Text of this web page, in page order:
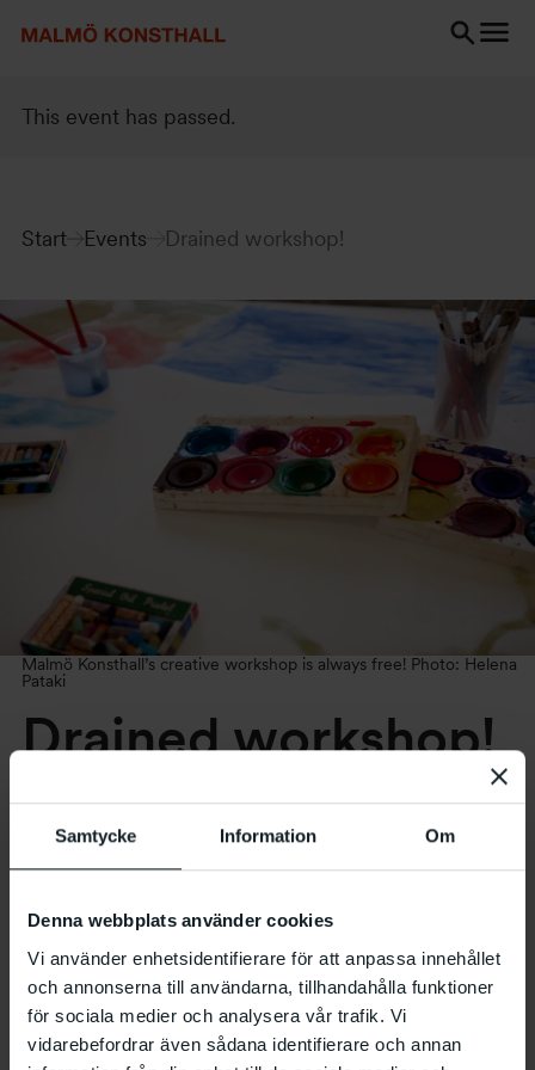
Samtycke Information Om
Denna webbplats använder cookies
Vi använder enhetsidentifierare för att anpassa innehållet
och annonserna till användarna, tillhandahålla funktioner
för sociala medier och analysera vår trafik. Vi
vidarebefordrar även sådana identifierare och annan
This event has passed.
Start Events Drained workshop!
Malmö Konsthall’s creative workshop is always free! Photo: Helena
Pataki
Drained workshop!
8.2 2025at –16:00
The workshop is drained, and we need your help to
flood it with creativity! We’re working on a large
scale with both dry and messy materials. We draw
and paint on walls and floors! On weekdays, you
can drop by on your own, unless it’s booked for